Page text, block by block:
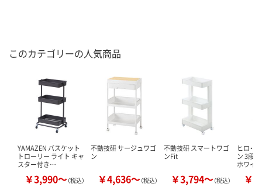
このカテゴリーの人気商品
YAMAZEN バスケット
トローリー ライト キャ
スター付き…
￥3,990～（税込）
不動技研 サージュワゴ
ン
￥4,636～（税込）
不動技研 スマートワゴ
ンFit
￥3,794～（税込）
ヒロ・
ン 3段
ホワイ
￥